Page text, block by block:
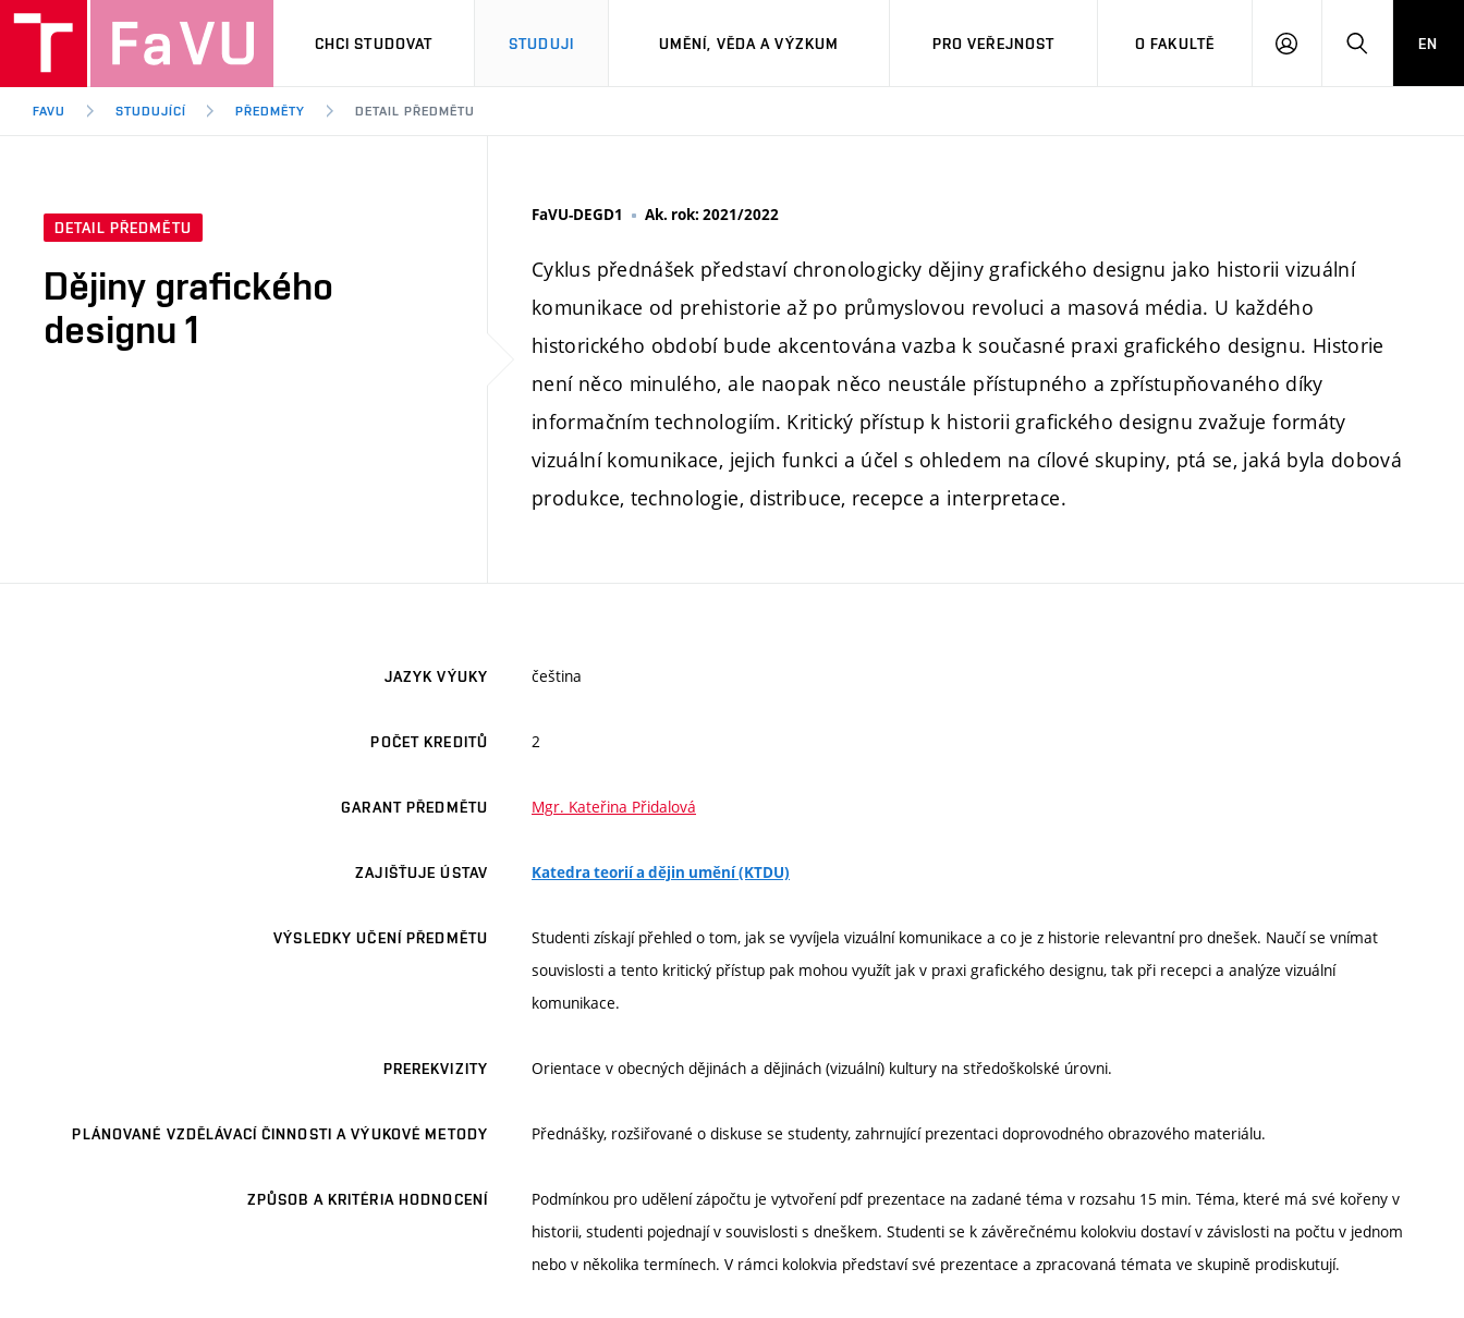
CHCI STUDOVAT STUDUJI UMĚNÍ, VĚDA A VÝZKUM PRO VEŘEJNOST O FAKULTĚ
PŘIHLÁSITHLEDAT
EN
FAVU STUDUJÍCÍ PŘEDMĚTY DETAIL PŘEDMĚTU
DETAIL PŘEDMĚTU
Dějiny grafického
designu 1
FaVU-DEGD1 Ak. rok: 2021/2022
Cyklus přednášek představí chronologicky dějiny grafického designu jako historii vizuální
komunikace od prehistorie až po průmyslovou revoluci a masová média. U každého
historického období bude akcentována vazba k současné praxi grafického designu. Historie
není něco minulého, ale naopak něco neustále přístupného a zpřístupňovaného díky
informačním technologiím. Kritický přístup k historii grafického designu zvažuje formáty
vizuální komunikace, jejich funkci a účel s ohledem na cílové skupiny, ptá se, jaká byla dobová
produkce, technologie, distribuce, recepce a interpretace.
JAZYK VÝUKY čeština
POČET KREDITŮ 2
GARANT PŘEDMĚTU Mgr. Kateřina Přidalová
ZAJIŠŤUJE ÚSTAV Katedra teorií a dějin umění (KTDU)
VÝSLEDKY UČENÍ PŘEDMĚTU
Studenti získají přehled o tom, jak se vyvíjela vizuální komunikace a co je z historie relevantní pro dnešek. Naučí se vnímat
souvislosti a tento kritický přístup pak mohou využít jak v praxi grafického designu, tak při recepci a analýze vizuální
komunikace.
PREREKVIZITY Orientace v obecných dějinách a dějinách (vizuální) kultury na středoškolské úrovni.
PLÁNOVANÉ VZDĚLÁVACÍ ČINNOSTI A VÝUKOVÉ METODY Přednášky, rozšiřované o diskuse se studenty, zahrnující prezentaci doprovodného obrazového materiálu.
ZPŮSOB A KRITÉRIA HODNOCENÍ
Podmínkou pro udělení zápočtu je vytvoření pdf prezentace na zadané téma v rozsahu 15 min. Téma, které má své kořeny v
historii, studenti pojednají v souvislosti s dneškem. Studenti se k závěrečnému kolokviu dostaví v závislosti na počtu v jednom
nebo v několika termínech. V rámci kolokvia představí své prezentace a zpracovaná témata ve skupině prodiskutují.